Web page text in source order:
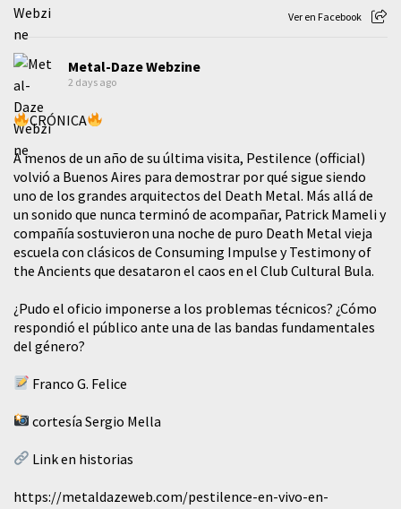
Ver en Facebook
Metal-Daze Webzine
2 days ago
CRÓNICA
A menos de un año de su última visita, Pestilence (official)
volvió a Buenos Aires para demostrar por qué sigue siendo
uno de los grandes arquitectos del Death Metal. Más allá de
un sonido que nunca terminó de acompañar, Patrick Mameli y
compañía sostuvieron una noche de puro Death Metal vieja
escuela con clásicos de Consuming Impulse y Testimony of
the Ancients que desataron el caos en el Club Cultural Bula.
¿Pudo el oficio imponerse a los problemas técnicos? ¿Cómo
respondió el público ante una de las bandas fundamentales
del género?
Franco G. Felice
cortesía Sergio Mella
Link en historias
https://metaldazeweb.com/pestilence-en-vivo-en-